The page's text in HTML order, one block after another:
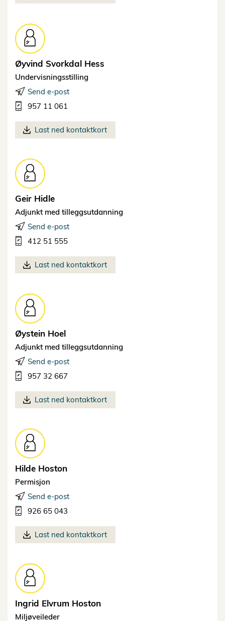
Øyvind Svorkdal Hess
Undervisningsstilling
Send e-post
957 11 061
Last ned kontaktkort
Geir Hidle
Adjunkt med tilleggsutdanning
Send e-post
412 51 555
Last ned kontaktkort
Øystein Hoel
Adjunkt med tilleggsutdanning
Send e-post
957 32 667
Last ned kontaktkort
Hilde Hoston
Permisjon
Send e-post
926 65 043
Last ned kontaktkort
Ingrid Elvrum Hoston
Miljøveileder